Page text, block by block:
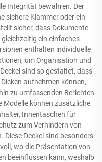
Integrität bewahren. Der
sichere Klammer oder ein
sicher, dass Dokumente
ein einfaches
enthalten individuelle
um Organisation und
sind so gestaltet, dass
aufnehmen können,
zu umfassenden Berichten
Modelle können zusätzliche
Innentaschen für
zum Verhindern von
Diese Deckel sind besonders
wo die Präsentation von
beeinflussen kann, weshalb